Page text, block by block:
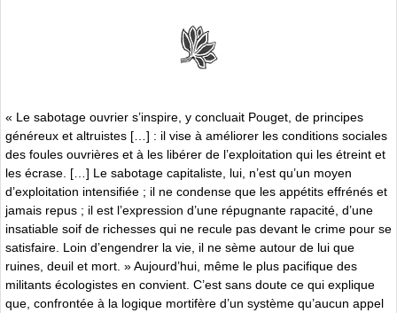
« Le sabotage ouvrier s’inspire, y concluait Pouget, de principes
généreux et altruistes […] : il vise à améliorer les conditions sociales
des foules ouvrières et à les libérer de l’exploitation qui les étreint et
les écrase. […] Le sabotage capitaliste, lui, n’est qu’un moyen
d’exploitation intensifiée ; il ne condense que les appétits effrénés et
jamais repus ; il est l’expression d’une répugnante rapacité, d’une
insatiable soif de richesses qui ne recule pas devant le crime pour se
satisfaire. Loin d’engendrer la vie, il ne sème autour de lui que
ruines, deuil et mort. » Aujourd’hui, même le plus pacifique des
militants écologistes en convient. C’est sans doute ce qui explique
que, confrontée à la logique mortifère d’un système qu’aucun appel